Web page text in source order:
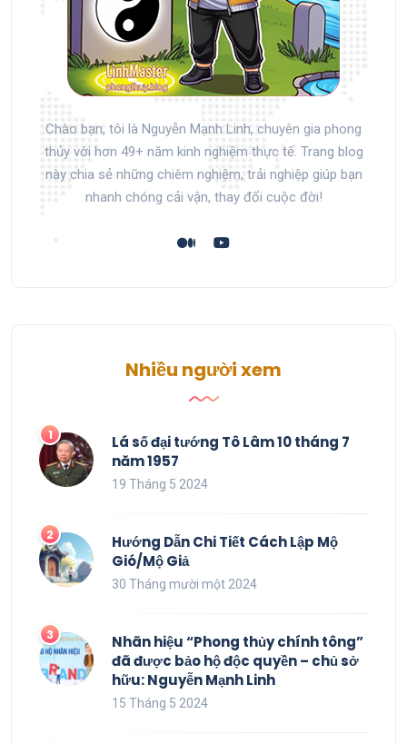
Chào bạn, tôi là Nguyễn Mạnh Linh, chuyên gia phong
thủy với hơn 49+ năm kinh nghiệm thực tế. Trang blog
này chia sẻ những chiêm nghiệm, trải nghiệp giúp bạn
nhanh chóng cải vận, thay đổi cuộc đời!
Nhiều người xem
Lá số đại tướng Tô Lâm 10 tháng 7
năm 1957
19 Tháng 5 2024
Hướng Dẫn Chi Tiết Cách Lập Mộ
Gió/Mộ Giả
30 Tháng mười một 2024
Nhãn hiệu “Phong thủy chính tông”
đã được bảo hộ độc quyền – chủ sở
hữu: Nguyễn Mạnh Linh
15 Tháng 5 2024